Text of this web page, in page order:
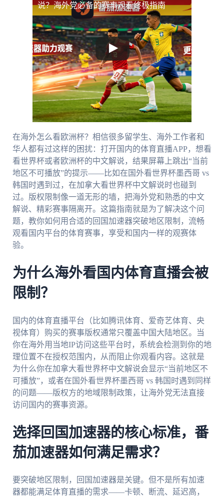
说？海外党必备的赛事观看终极指南
在海外怎么看欧洲杯？相信很多留学生、海外工作者和
华人都有过这样的困扰：打开国内的体育直播APP，想看
看世界杯或者欧洲杯的中文解说，结果屏幕上跳出“当前
地区不可播放”的提示——比如在国外看世界杯墨西哥 vs
韩国时遇到过，在加拿大看世界杯中文解说时也碰到
过。版权限制像一道无形的墙，把海外党和熟悉的中文
解说、精彩赛事隔离开。这篇指南就是为了解决这个问
题，教你如何用合适的回国加速器突破地区限制，流畅
观看国内平台的体育赛事，享受和国内一样的观赛体
验。
为什么海外看国内体育直播会被
限制？
国内的体育直播平台（比如腾讯体育、爱奇艺体育、央
视体育）购买的赛事版权通常只覆盖中国大陆地区。当
你在海外用当地IP访问这些平台时，系统会检测到你的地
理位置不在授权范围内，从而阻止你观看内容。这就是
为什么你在加拿大看世界杯中文解说会显示“当前地区不
可播放”，或者在国外看世界杯墨西哥 vs 韩国时遇到同样
的问题——版权方的地域限制政策，让海外党无法直接
访问国内的赛事资源。
选择回国加速器的核心标准，番
茄加速器如何满足需求？
要突破地区限制，回国加速器是关键。但不是所有加速
器都能满足体育直播的需求——卡顿、断流、延迟高，